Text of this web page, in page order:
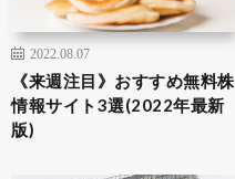
2022.08.07
《来週注目》おすすめ無料株
情報サイト3選(2022年最新
版)